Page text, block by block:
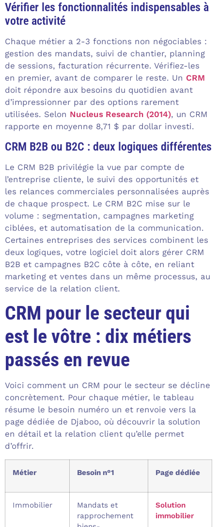
Vérifier les fonctionnalités indispensables à
votre activité
Chaque métier a 2-3 fonctions non négociables :
gestion des mandats, suivi de chantier, planning
de sessions, facturation récurrente. Vérifiez-les
en premier, avant de comparer le reste. Un CRM
doit répondre aux besoins du quotidien avant
d’impressionner par des options rarement
utilisées. Selon Nucleus Research (2014), un CRM
rapporte en moyenne 8,71 $ par dollar investi.
CRM B2B ou B2C : deux logiques différentes
Le CRM B2B privilégie la vue par compte de
l’entreprise cliente, le suivi des opportunités et
les relances commerciales personnalisées auprès
de chaque prospect. Le CRM B2C mise sur le
volume : segmentation, campagnes marketing
ciblées, et automatisation de la communication.
Certaines entreprises des services combinent les
deux logiques, votre logiciel doit alors gérer CRM
B2B et campagnes B2C côte à côte, en reliant
marketing et ventes dans un même processus, au
service de la relation client.
CRM pour le secteur qui
est le vôtre : dix métiers
passés en revue
Voici comment un CRM pour le secteur se décline
concrètement. Pour chaque métier, le tableau
résume le besoin numéro un et renvoie vers la
page dédiée de Djaboo, où découvrir la solution
en détail et la relation client qu’elle permet
d’offrir.
Métier Besoin n°1 Page dédiée
Immobilier
Mandats et
rapprochement
Solution
immobilier